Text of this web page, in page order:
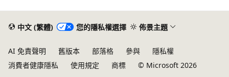
中文 (繁體) 您的隱私權選擇 佈景主題
AI 免責聲明 舊版本 部落格 參與
隱私權
消費者健康隱私
使用規定 商標 © Microsoft 2026